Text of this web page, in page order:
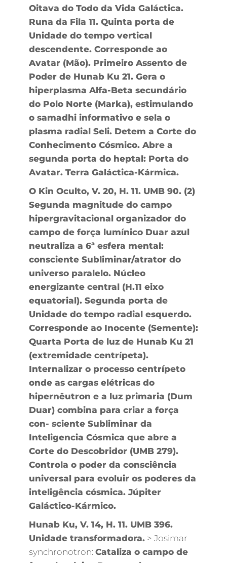
Oitava do Todo da Vida Galáctica.
Runa da Fila 11. Quinta porta de
Unidade do tempo vertical
descendente. Corresponde ao
Avatar (Mão). Primeiro Assento de
Poder de Hunab Ku 21. Gera o
hiperplasma Alfa-Beta secundário
do Polo Norte (Marka), estimulando
o samadhi informativo e sela o
plasma radial Seli. Detem a Corte do
Conhecimento Cósmico. Abre a
segunda porta do heptal: Porta do
Avatar. Terra Galáctica-Kármica.
O Kin Oculto, V. 20, H. 11. UMB 90. (2)
Segunda magnitude do campo
hipergravitacional organizador do
campo de força lumínico Duar azul
neutraliza a 6ª esfera mental:
consciente Subliminar/atrator do
universo paralelo. Núcleo
energizante central (H.11 eixo
equatorial). Segunda porta de
Unidade do tempo radial esquerdo.
Corresponde ao Inocente (Semente):
Quarta Porta de luz de Hunab Ku 21
(extremidade centrípeta).
Internalizar o processo centrípeto
onde as cargas elétricas do
hipernêutron e a luz primaria (Dum
Duar) combina para criar a força
con- sciente Subliminar da
Inteligencia Cósmica que abre a
Corte do Descobridor (UMB 279).
Controla o poder da consciência
universal para evoluir os poderes da
inteligência cósmica. Júpiter
Galáctico-Kármico.
Hunab Ku, V. 14, H. 11. UMB 396.
Unidade transformadora.> Josimar
synchronotron: Cataliza o campo de